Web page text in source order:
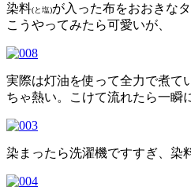
染料(と塩)が入った布をおおきな
こうやってみたら可愛いが、
実際は灯油を使って全力で煮て
ちゃ熱い。こけて流れたら一瞬
染まったら洗濯機ですすぎ、染